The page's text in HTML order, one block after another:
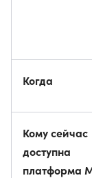
Когда
Кому сейчас
доступна
платформа